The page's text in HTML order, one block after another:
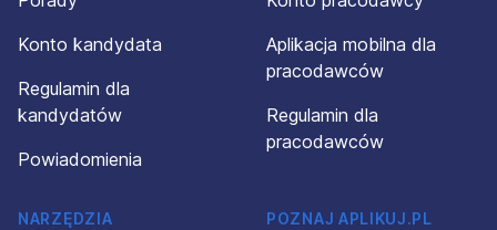
Konto kandydata
Regulamin dla
kandydatów
Powiadomienia
Aplikacja mobilna dla
pracodawców
Regulamin dla
pracodawców
NARZĘDZIA
POZNAJ APLIKUJ.PL